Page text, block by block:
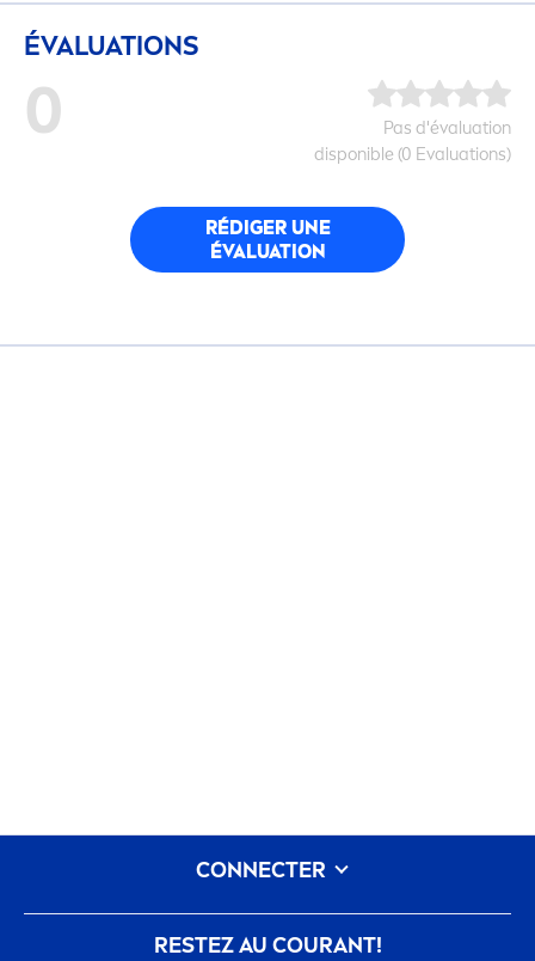
ÉVALUATIONS
0
Pas d'évaluation
disponible (0 Evaluations)
RÉDIGER UNE
ÉVALUATION
RESTEZ AU COURANT!
CONNECTER